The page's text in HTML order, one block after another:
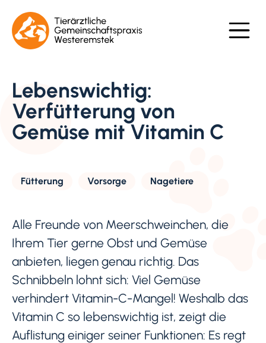
Lebenswichtig:
Verfütterung von
Gemüse mit Vitamin C
Fütterung Vorsorge Nagetiere
Alle Freunde von Meerschweinchen, die
Ihrem Tier gerne Obst und Gemüse
anbieten, liegen genau richtig. Das
Schnibbeln lohnt sich: Viel Gemüse
verhindert Vitamin-C-Mangel! Weshalb das
Vitamin C so lebenswichtig ist, zeigt die
Auflistung einiger seiner Funktionen: Es regt